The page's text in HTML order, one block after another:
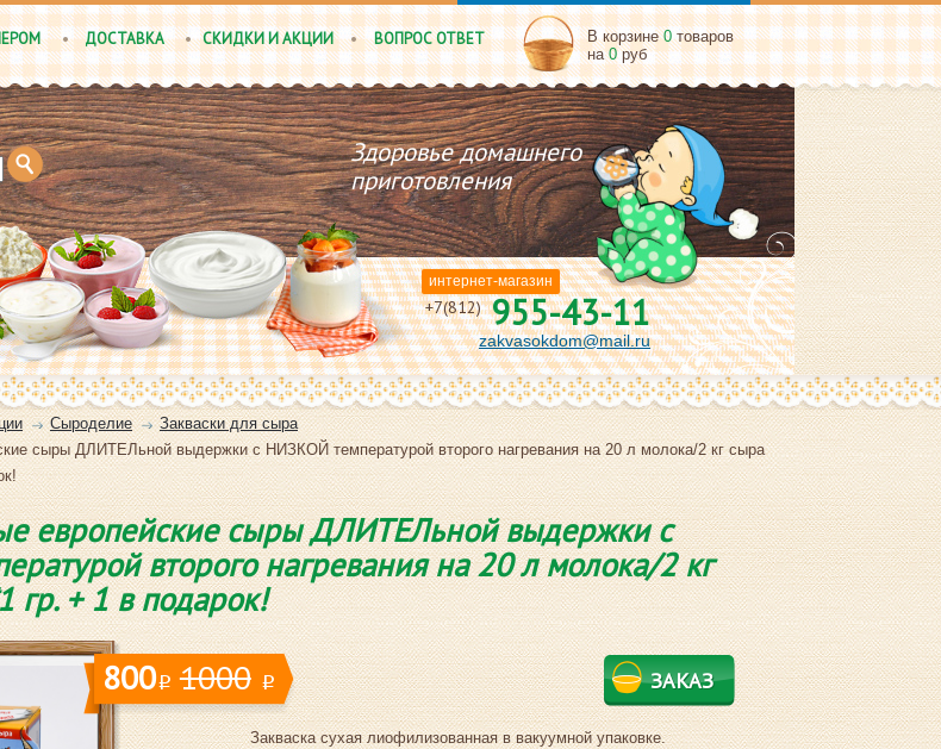
В корзине0товаров
на0руб
ДОСТАВКА СКИДКИ И АКЦИИ ВОПРОС ОТВЕТ
Здоровье домашнего
приготовления
интернет-магазин
+7(812)955-43-11
zakvasokdom@mail.ru
Сыроделие
Закваски для сыра
сыры ДЛИТЕЛьной выдержки с НИЗКОЙ температурой второго нагревания на 20 л молока/2 кг сыра
европейские сыры ДЛИТЕЛьной выдержки с
второго нагревания на 20 л молока/2 кг
гр. + 1 в подарок!
800i 1000 i ЗАКАЗ
Закваска сухая лиофилизованная в вакуумной упаковке.